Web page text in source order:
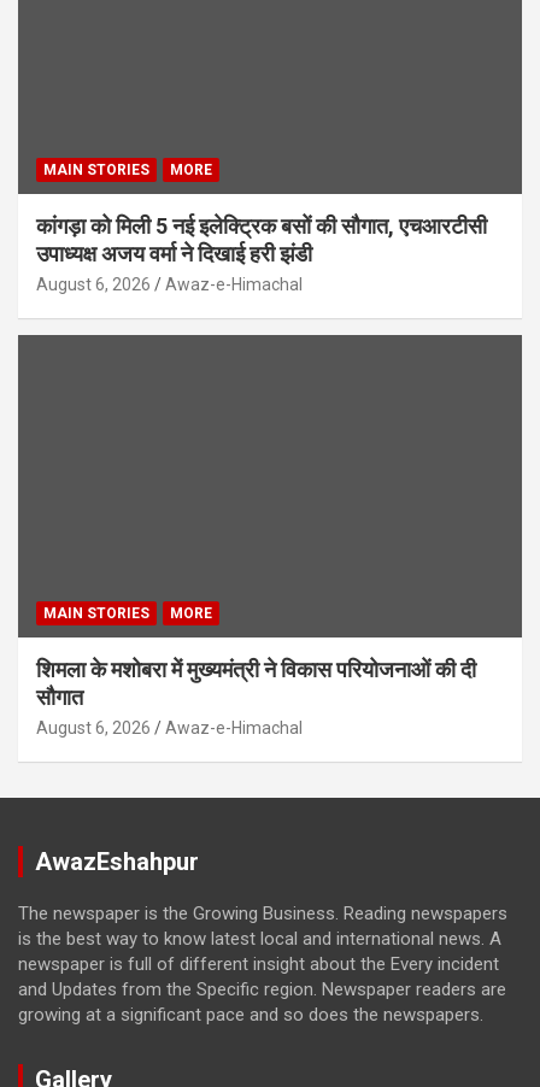
MAIN STORIES MORE
कांगड़ा को मिली 5 नई इलेक्ट्रिक बसों की सौगात, एचआरटीसी
उपाध्यक्ष अजय वर्मा ने दिखाई हरी झंडी
August 6, 2026 Awaz-e-Himachal
MAIN STORIES MORE
शिमला के मशोबरा में मुख्यमंत्री ने विकास परियोजनाओं की दी
सौगात
August 6, 2026 Awaz-e-Himachal
AwazEshahpur
The newspaper is the Growing Business. Reading newspapers
is the best way to know latest local and international news. A
newspaper is full of different insight about the Every incident
and Updates from the Specific region. Newspaper readers are
growing at a significant pace and so does the newspapers.
Gallery